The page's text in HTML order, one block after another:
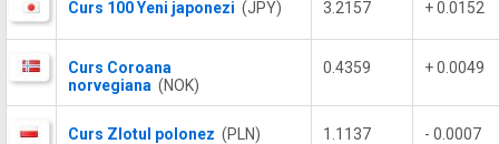
Curs 100 Yeni japonezi (JPY) 3.2157 + 0.0152
Curs Coroana
norvegiana (NOK)
0.4359 + 0.0049
Curs Zlotul polonez (PLN) 1.1137 - 0.0007